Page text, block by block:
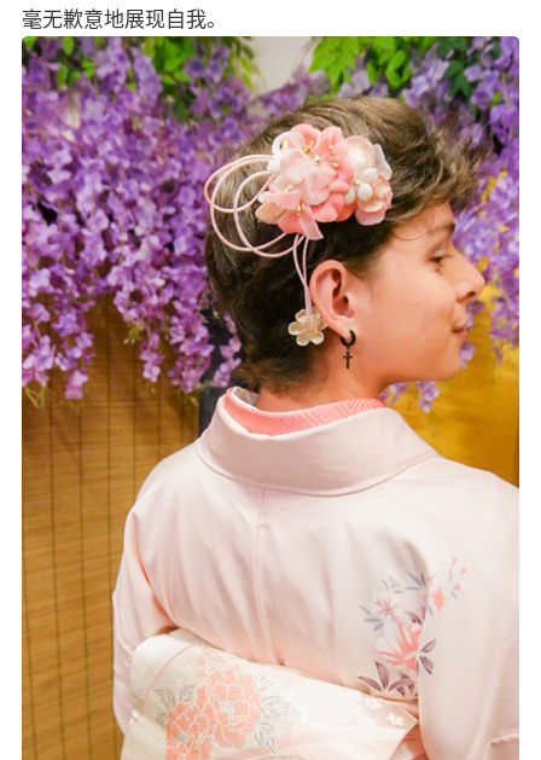
毫无歉意地展现自我。